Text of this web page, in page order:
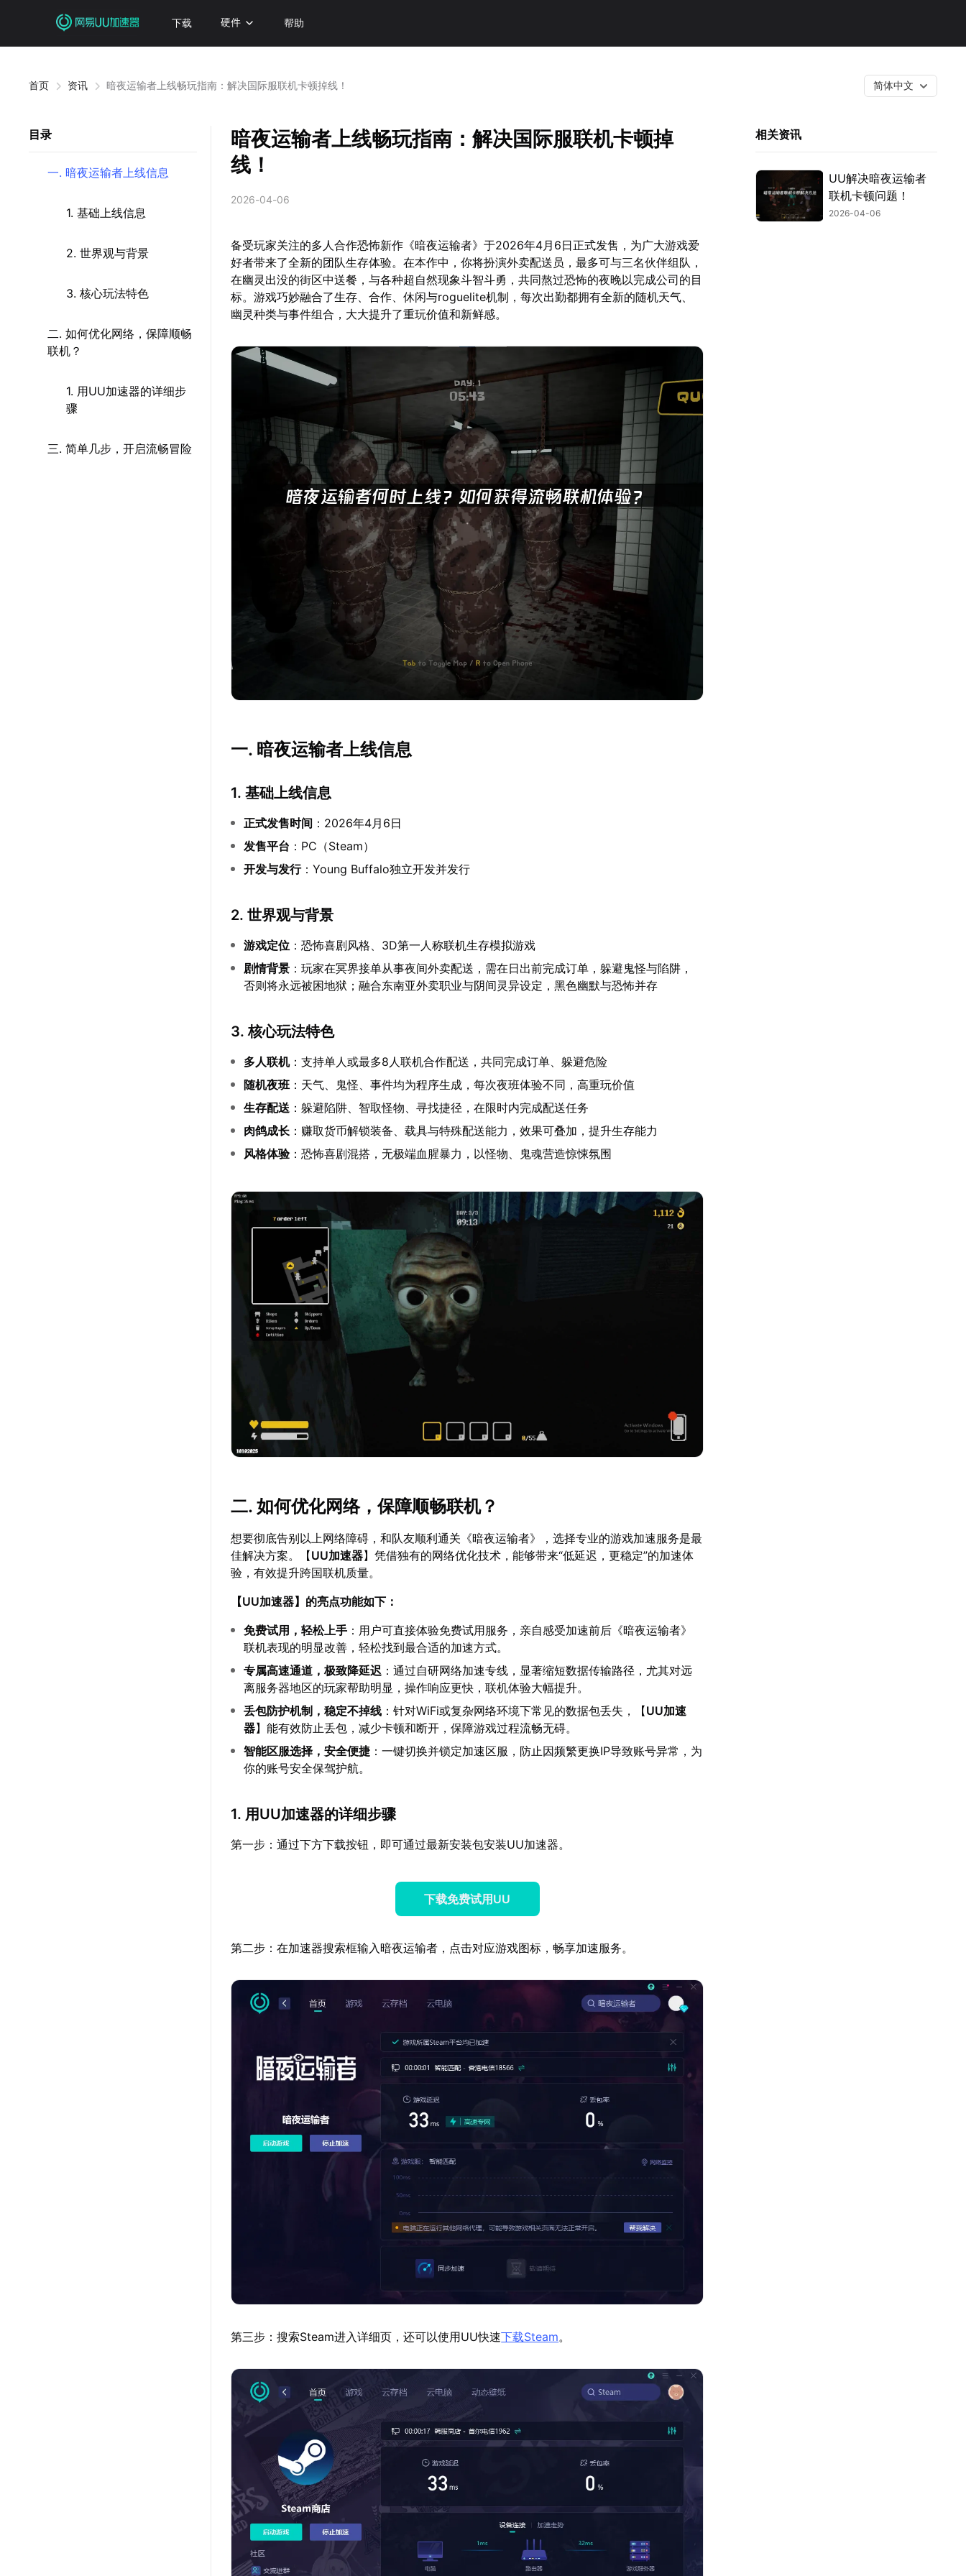
下载 硬件 帮助
首页 资讯 暗夜运输者上线畅玩指南：解决国际服联机卡顿掉线！ 简体中文
目录
一. 暗夜运输者上线信息
1. 基础上线信息
2. 世界观与背景
3. 核心玩法特色
二. 如何优化网络，保障顺畅
联机？
1. 用UU加速器的详细步
骤
三. 简单几步，开启流畅冒险
暗夜运输者上线畅玩指南：解决国际服联机卡顿掉
线！
2026-04-06
备受玩家关注的多人合作恐怖新作《暗夜运输者》于2026年4月6日正式发售，为广大游戏爱
好者带来了全新的团队生存体验。在本作中，你将扮演外卖配送员，最多可与三名伙伴组队，
在幽灵出没的街区中送餐，与各种超自然现象斗智斗勇，共同熬过恐怖的夜晚以完成公司的目
标。游戏巧妙融合了生存、合作、休闲与roguelite机制，每次出勤都拥有全新的随机天气、
幽灵种类与事件组合，大大提升了重玩价值和新鲜感。
一. 暗夜运输者上线信息
1. 基础上线信息
正式发售时间 ：2026年4月6日
发售平台 ：PC（Steam）
开发与发行：Young Buffalo独立开发并发行
2. 世界观与背景
游戏定位 ：恐怖喜剧风格、3D第一人称联机生存模拟游戏
剧情背景 ：玩家在冥界接单从事夜间外卖配送，需在日出前完成订单，躲避鬼怪与陷阱，
否则将永远被困地狱；融合东南亚外卖职业与阴间灵异设定，黑色幽默与恐怖并存
3. 核心玩法特色
多人联机：支持单人或最多8人联机合作配送，共同完成订单、躲避危险
随机夜班 ：天气、鬼怪、事件均为程序生成，每次夜班体验不同，高重玩价值
生存配送 ：躲避陷阱、智取怪物、寻找捷径，在限时内完成配送任务
肉鸽成长 ：赚取货币解锁装备、载具与特殊配送能力，效果可叠加，提升生存能力
风格体验：恐怖喜剧混搭，无极端血腥暴力，以怪物、鬼魂营造惊悚氛围
二. 如何优化网络，保障顺畅联机？
想要彻底告别以上网络障碍，和队友顺利通关《暗夜运输者》，选择专业的游戏加速服务是最
佳解决方案。【UU加速器】凭借独有的网络优化技术，能够带来“低延迟，更稳定”的加速体
验，有效提升跨国联机质量。
【UU加速器】的亮点功能如下：
免费试用，轻松上手 ：用户可直接体验免费试用服务，亲自感受加速前后《暗夜运输者》
联机表现的明显改善，轻松找到最合适的加速方式。
专属高速通道，极致降延迟 ：通过自研网络加速专线，显著缩短数据传输路径，尤其对远
离服务器地区的玩家帮助明显，操作响应更快，联机体验大幅提升。
丢包防护机制，稳定不掉线 ：针对WiFi或复杂网络环境下常见的数据包丢失，【UU加速
器】能有效防止丢包，减少卡顿和断开，保障游戏过程流畅无碍。
智能区服选择，安全便捷 ：一键切换并锁定加速区服，防止因频繁更换IP导致账号异常，为
你的账号安全保驾护航。
1. 用UU加速器的详细步骤
第一步：通过下方下载按钮，即可通过最新安装包安装UU加速器。
下载免费试用UU
第二步：在加速器搜索框输入暗夜运输者，点击对应游戏图标，畅享加速服务。
第三步：搜索Steam进入详细页，还可以使用UU快速下载Steam。
相关资讯
UU解决暗夜运输者
联机卡顿问题！
2026-04-06